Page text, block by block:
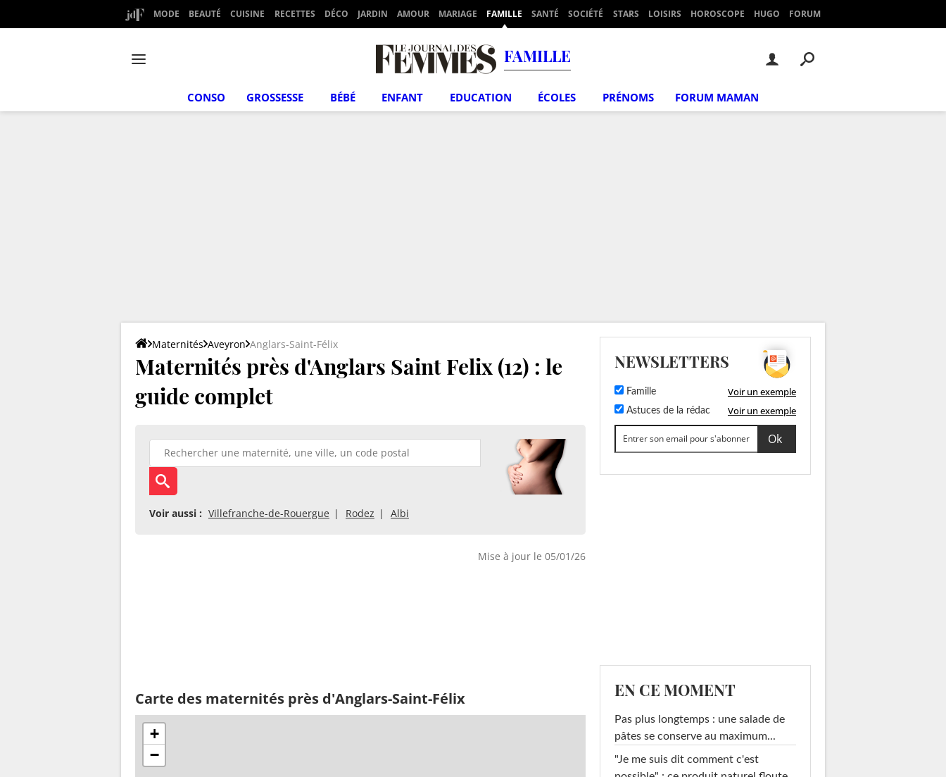
MODE BEAUTÉ CUISINE RECETTES DÉCO JARDIN AMOUR MARIAGE FAMILLE SANTÉ SOCIÉTÉ STARS LOISIRS HOROSCOPE HUGO FORUM
FAMILLE
CONSO GROSSESSE BÉBÉ ENFANT EDUCATION ÉCOLES PRÉNOMS FORUM MAMAN
Maternités Aveyron Anglars-Saint-Félix
Maternités près d'Anglars Saint Felix (12) : le
guide complet
Voir aussi : Villefranche-de-Rouergue Rodez Albi
Mise à jour le 05/01/26
Carte des maternités près d'Anglars-Saint-Félix
+
−
NEWSLETTERS
Famille Voir un exemple
Astuces de la rédac Voir un exemple
EN CE MOMENT
Pas plus longtemps : une salade de
pâtes se conserve au maximum...
"Je me suis dit comment c'est